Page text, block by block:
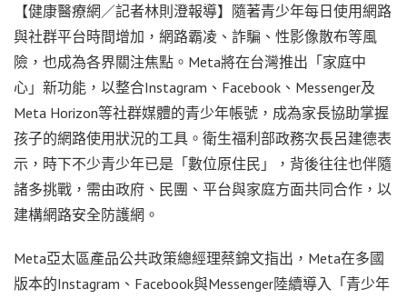
【健康醫療網／記者林則澄報導】隨著青少年每日使用網路
與社群平台時間增加，網路霸凌、詐騙、性影像散布等風
險，也成為各界關注焦點。Meta將在台灣推出「家庭中
心」新功能，以整合Instagram、Facebook、Messenger及
Meta Horizon等社群媒體的青少年帳號，成為家長協助掌握
孩子的網路使用狀況的工具。衛生福利部政務次長呂建德表
示，時下不少青少年已是「數位原住民」，背後往往也伴隨
諸多挑戰，需由政府、民團、平台與家庭方面共同合作，以
建構網路安全防護網。
Meta亞太區產品公共政策總經理蔡錦文指出，Meta在多國
版本的Instagram、Facebook與Messenger陸續導入「青少年